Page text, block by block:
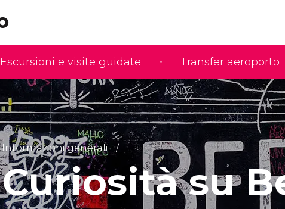
Escursioni e visite guidate Transfer aeroporto
Informazioni generali
Curiosità su